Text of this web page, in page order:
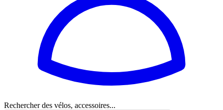
Rechercher des vélos, accessoires...